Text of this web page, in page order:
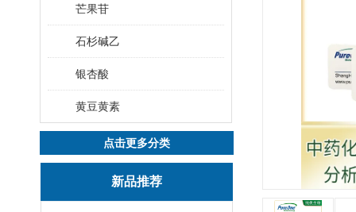
芒果苷
石杉碱乙
银杏酸
黄豆黄素
点击更多分类
新品推荐